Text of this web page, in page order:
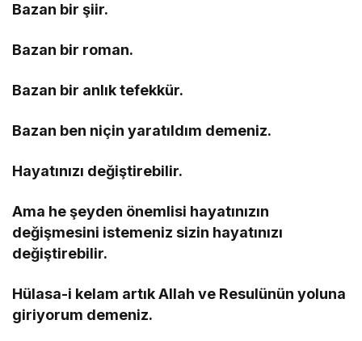
Bazan bir şiir.
Bazan bir roman.
Bazan bir anlık tefekkür.
Bazan ben niçin yaratıldım demeniz.
Hayatınızı değiştirebilir.
Ama he şeyden önemlisi hayatınızın
değişmesini istemeniz sizin hayatınızı
değiştirebilir.
Hülasa-i kelam artık Allah ve Resulünün yoluna
giriyorum demeniz.